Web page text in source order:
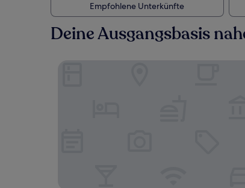
Empfohlene Unterkünfte
Deine Ausgangsbasis